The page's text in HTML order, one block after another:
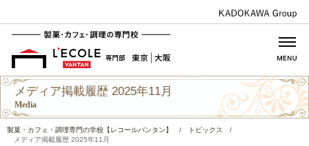
メディア掲載履歴 2025年11月
Media
製菓・カフェ・調理専門の学校【レコールバンタン】 / トピックス
/
メディア掲載履歴 2025年11月